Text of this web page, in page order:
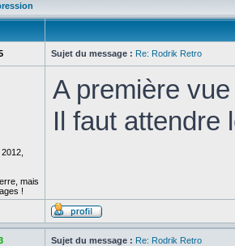
Sujet du message : Re: Rodrik Retro
mais
!
A première
Il faut attendre
Sujet du message : Re: Rodrik Retro